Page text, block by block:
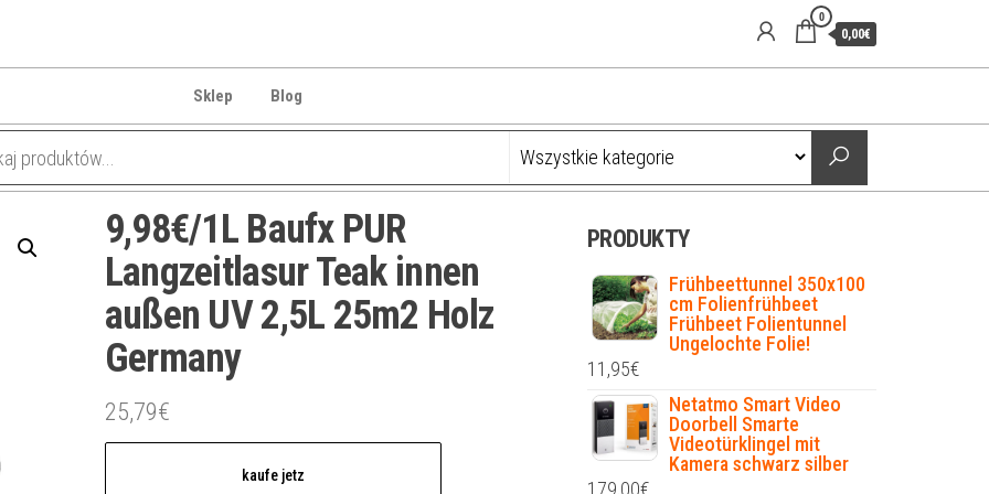
0
0,00€
Sklep Blog
9,98€/1L Baufx PUR
Langzeitlasur Teak innen
außen UV 2,5L 25m2 Holz
Germany
25,79€
kaufe jetz
PRODUKTY
Frühbeettunnel 350x100
cm Folienfrühbeet
Frühbeet Folientunnel
Ungelochte Folie!
11,95€
Netatmo Smart Video
Doorbell Smarte
Videotürklingel mit
Kamera schwarz silber
179,00€